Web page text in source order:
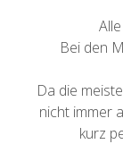
Bei den
Da die
nicht immer
kurz